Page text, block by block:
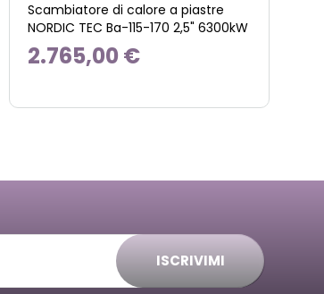
Scambiatore di calore a piastre
NORDIC TEC Ba-115-170 2,5" 6300kW
2.765,00 €
ISCRIVIMI